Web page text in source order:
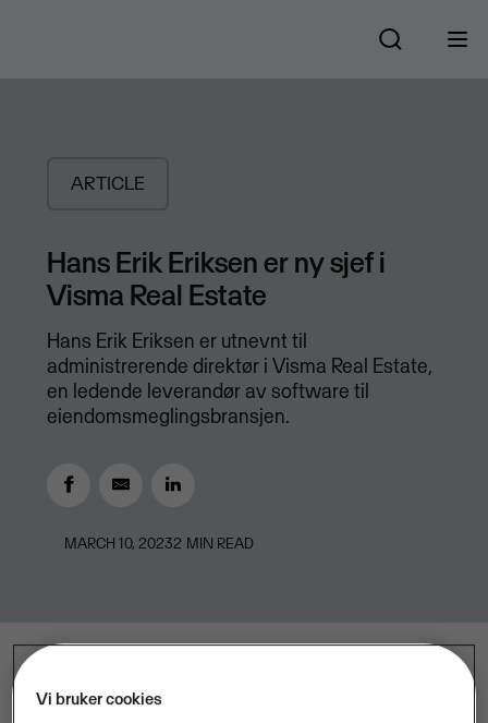
ARTICLE
Hans Erik Eriksen er ny sjef i
Visma Real Estate
Hans Erik Eriksen er utnevnt til
administrerende direktør i Visma Real Estate,
en ledende leverandør av software til
eiendomsmeglingsbransjen.
MARCH 10, 20232 MIN READ
“Vi er veldig glade for å ha Hans Erik på plass for å
Vi bruker cookies